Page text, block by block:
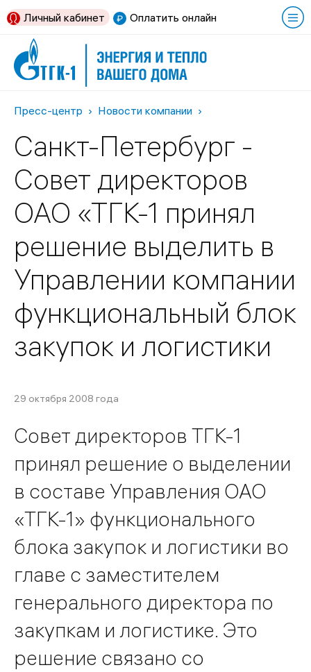
Оплатить онлайн
Личный кабинет
Пресс-центр Новости компании
Санкт-Петербург -
Совет директоров
ОАО «ТГК-1 принял
решение выделить в
Управлении компании
функциональный блок
закупок и логистики
29 октября 2008 года
Совет директоров ТГК-1
принял решение о выделении
в составе Управления ОАО
«ТГК-1» функционального
блока закупок и логистики во
главе с заместителем
генерального директора по
закупкам и логистике. Это
решение связано со